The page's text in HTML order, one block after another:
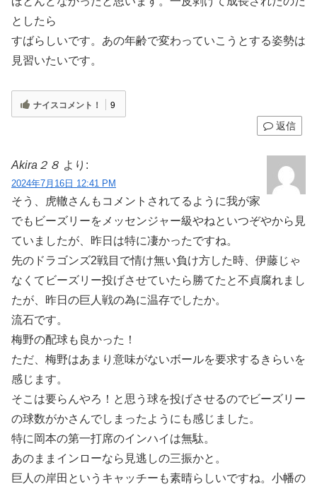
としたら
すばらしいです。あの年齢で変わっていこうとする姿勢は
見習いたいです。
ナイスコメント！ 9
返信
Akira２８ より:
2024年7月16日 12:41 PM
そう、虎轍さんもコメントされてるように我が家
でもビーズリーをメッセンジャー級やねといつぞやから見
ていましたが、昨日は特に凄かったですね。
先のドラゴンズ2戦目で情け無い負け方した時、伊藤じゃ
なくてビーズリー投げさせていたら勝てたと不貞腐れまし
たが、昨日の巨人戦の為に温存でしたか。
流石です。
梅野の配球も良かった！
ただ、梅野はあまり意味がないボールを要求するきらいを
感じます。
そこは要らんやろ！と思う球を投げさせるのでビーズリー
の球数がかさんでしまったようにも感じました。
特に岡本の第一打席のインハイは無駄。
あのままインローなら見逃しの三振かと。
巨人の岸田というキャッチーも素晴らしいですね。小幡の